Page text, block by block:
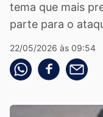
tema que mais
parte para o
22/05/2026 às 09:54
Compartilhe pelo
Compartilhar no